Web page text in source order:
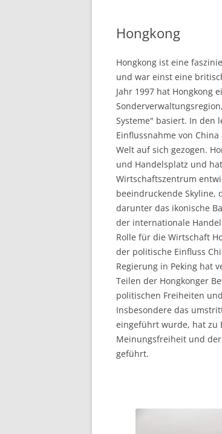
Hongkong
Hongkong ist eine
und war einst eine
Jahr 1997 hat Hongkong
Systeme" basiert. In den
Einflussnahme von
Welt auf sich gezogen.
und Handelsplatz und
Wirtschaftszentrum
beeindruckende Skyline,
darunter das ikonische
der internationale
Rolle für die Wirtschaft
der politische Einfluss
Regierung in Peking hat
Teilen der Hongkonger
politischen Freiheiten
Insbesondere das
eingeführt wurde, hat zu
Meinungsfreiheit und
geführt.